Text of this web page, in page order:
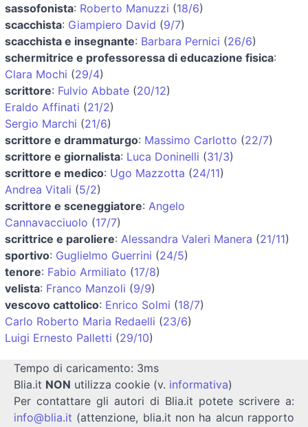
sassofonista: Roberto Manuzzi (18/6)
scacchista: Giampiero David (9/7)
scacchista e insegnante: Barbara Pernici (26/6)
schermitrice e professoressa di educazione fisica:
Clara Mochi (29/4)
scrittore: Fulvio Abbate (20/12)
Eraldo Affinati (21/2)
Sergio Marchi (21/6)
scrittore e drammaturgo: Massimo Carlotto (22/7)
scrittore e giornalista: Luca Doninelli (31/3)
scrittore e medico: Ugo Mazzotta (24/11)
Andrea Vitali (5/2)
scrittore e sceneggiatore: Angelo
Cannavacciuolo (17/7)
scrittrice e paroliere: Alessandra Valeri Manera (21/11)
sportivo: Guglielmo Guerrini (24/5)
tenore: Fabio Armiliato (17/8)
velista: Franco Manzoli (9/9)
vescovo cattolico: Enrico Solmi (18/7)
Carlo Roberto Maria Redaelli (23/6)
Luigi Ernesto Palletti (29/10)
Tempo di caricamento: 3ms
Blia.it NON utilizza cookie (v. informativa)
Per contattare gli autori di Blia.it potete scrivere a:
info@blia.it (attenzione, blia.it non ha alcun rapporto